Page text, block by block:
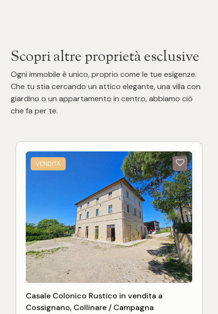
Scopri altre proprietà esclusive
Ogni immobile è unico, proprio come le tue esigenze.
Che tu stia cercando un attico elegante, una villa con
giardino o un appartamento in centro, abbiamo ciò
che fa per te.
VENDITA
Casale Colonico Rustico in vendita a
Cossignano, Collinare / Campagna